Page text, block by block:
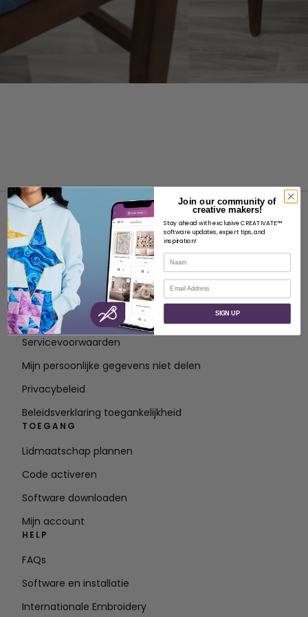
OVER
Over SVP Wereldwijd
Neem contact op met
Servicevoorwaarden
Mijn persoonlijke gegevens niet delen
Privacybeleid
Beleidsverklaring toegankelijkheid
TOEGANG
Lidmaatschap plannen
Code activeren
Software downloaden
Mijn account
HELP
FAQs
Software en installatie
Internationale Embroidery
Join our community of
creative makers!
Stay ahead with exclusive CREATIVATE™
software updates, expert tips, and
inspiration!
Naam
E-mail
SIGN UP